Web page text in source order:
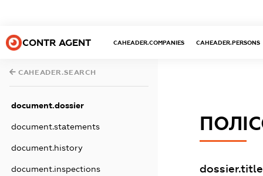
CONTR AGENT CAHEADER.COMPANIES CAHEADER.PERSONS
CAHEADER.SEARCH
document.dossier
document.statements
document.history
document.inspections dossier.title